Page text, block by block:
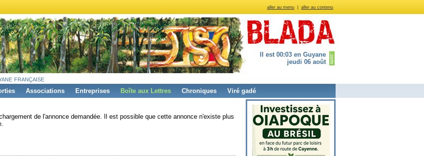
aller au menu aller au contenu
Il est 00:03 en Guyane
jeudi 06 août
française
Associations Entreprises Boîte aux Lettres Chroniques Viré gadé
de l'annonce demandée. Il est possible que cette annonce n'existe plus